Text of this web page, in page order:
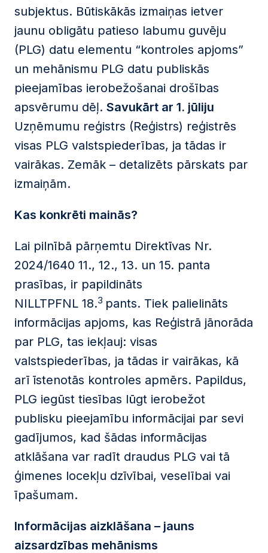
subjektus. Būtiskākās izmaiņas ietver
jaunu obligātu patieso labumu guvēju
(PLG) datu elementu “kontroles apjoms”
un mehānismu PLG datu publiskās
pieejamības ierobežošanai drošības
apsvērumu dēļ. Savukārt ar 1. jūliju
Uzņēmumu reģistrs (Reģistrs) reģistrēs
visas PLG valstspiederības, ja tādas ir
vairākas. Zemāk – detalizēts pārskats par
izmaiņām.
Kas konkrēti mainās?
Lai pilnībā pārņemtu Direktīvas Nr.
2024/1640 11., 12., 13. un 15. panta
prasības, ir papildināts
NILLTPFNL 18.3 pants. Tiek palielināts
informācijas apjoms, kas Reģistrā jānorāda
par PLG, tas iekļauj: visas
valstspiederības, ja tādas ir vairākas, kā
arī īstenotās kontroles apmērs. Papildus,
PLG iegūst tiesības lūgt ierobežot
publisku pieejamību informācijai par sevi
gadījumos, kad šādas informācijas
atklāšana var radīt draudus PLG vai tā
ģimenes locekļu dzīvībai, veselībai vai
īpašumam.
Informācijas aizklāšana – jauns
aizsardzības mehānisms